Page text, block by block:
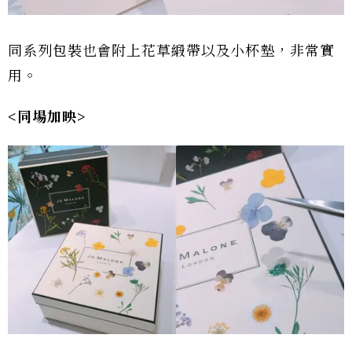
同系列包裝也會附上花草緞帶以及小杯墊，非常實
用。
<同場加映>